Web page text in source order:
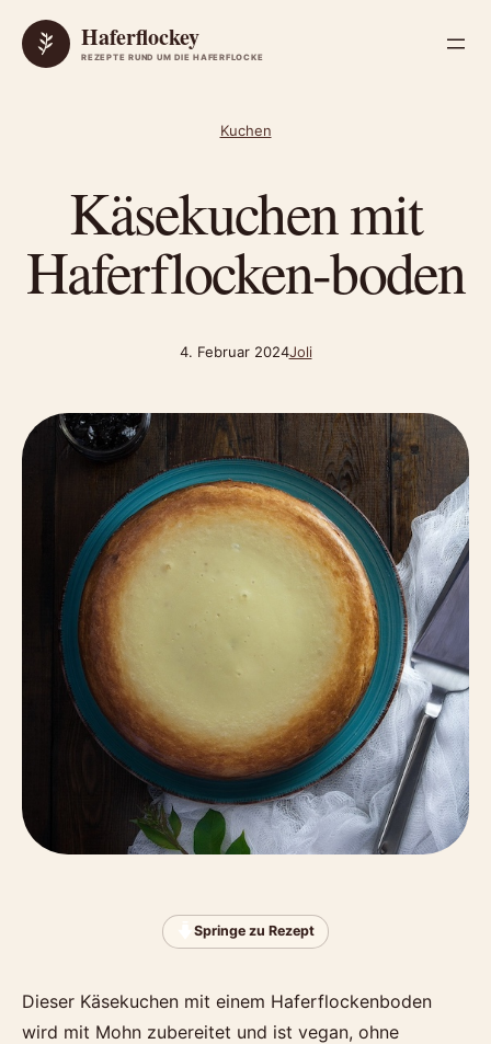
Zum Inhalt springen
Haferflockey
REZEPTE RUND UM DIE HAFERFLOCKE
Kuchen
Käsekuchen mit
Haferflocken-boden
4. Februar 2024Joli
Springe zu Rezept
Dieser Käsekuchen mit einem Haferflockenboden
wird mit Mohn zubereitet und ist vegan, ohne